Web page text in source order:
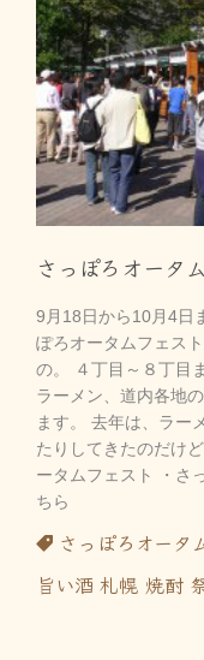
さっぽろオータ
9月18日から10月4日
ぽろオータムフェス
の。 ４丁目～８丁目
ラーメン、道内各地
ます。 去年は、ラー
たりしてきたのだけ
ータムフェスト ・さ
ちら
さっぽろオータ
旨い酒 札幌 焼酎